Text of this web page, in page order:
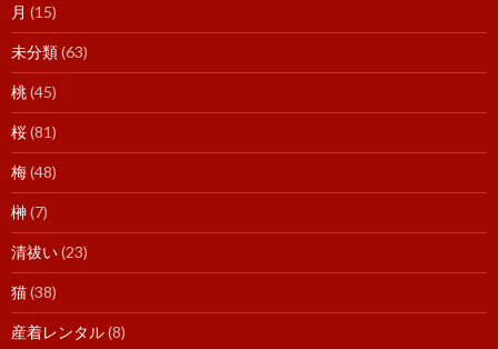
月 (15)
未分類(63)
桃(45)
桜(81)
梅(48)
榊(7)
清祓い(23)
猫(38)
産着レンタル(8)